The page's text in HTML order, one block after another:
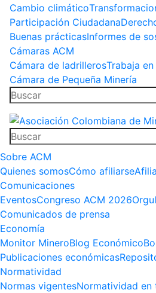
Cambio climático
Participación Ciudadana
Buenas prácticasInformes de
Cámaras ACM
Cámara de ladrillerosTrabaja
Cámara de Pequeña Minería
Sobre ACM
Quienes somosCómo afiliarse
Comunicaciones
EventosCongreso ACM 2026
Comunicados de prensa
Economía
Monitor MineroBlog Económico
Publicaciones económicas
Normatividad
Normas vigentesNormatividad en